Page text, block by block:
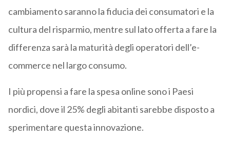
cambiamento saranno la fiducia dei consumatori e la
cultura del risparmio, mentre sul lato offerta a fare la
differenza sarà la maturità degli operatori dell’e-
commerce nel largo consumo.
I più propensi a fare la spesa online sono i Paesi
nordici, dove il 25% degli abitanti sarebbe disposto a
sperimentare questa innovazione.